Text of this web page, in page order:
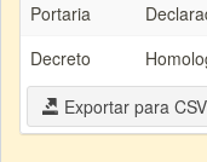
Portaria
Decreto
Exportar para CSV